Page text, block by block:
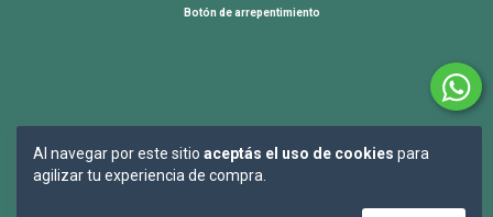
Al navegar por este sitio aceptás el uso de cookies para
agilizar tu experiencia de compra.
Botón de arrepentimiento